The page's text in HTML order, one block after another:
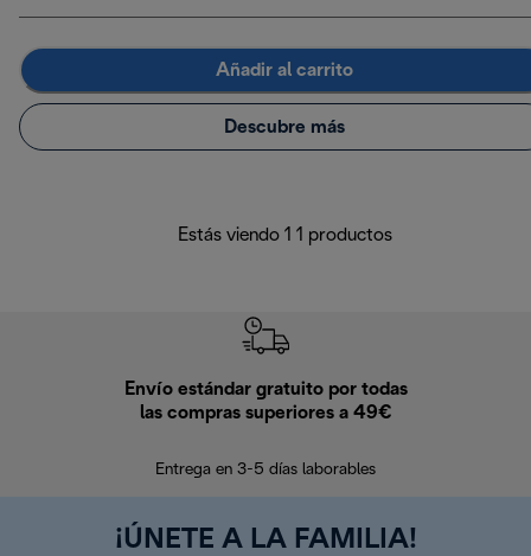
Añadir al carrito
Descubre más
Estás viendo 1 1 productos
Envío estándar gratuito por todas
las compras superiores a 49€
Entrega en 3-5 días laborables
¡ÚNETE A LA FAMILIA!